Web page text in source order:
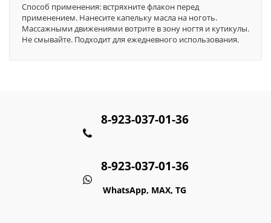
Способ применения: встряхните флакон перед
применением. Нанесите капельку масла на ноготь.
Массажными движениями вотрите в зону ногтя и кутикулы.
Не смывайте. Подходит для ежедневного использования.
8-923-037-01-36
8-923-037-01-36
WhatsApp, MAX, TG